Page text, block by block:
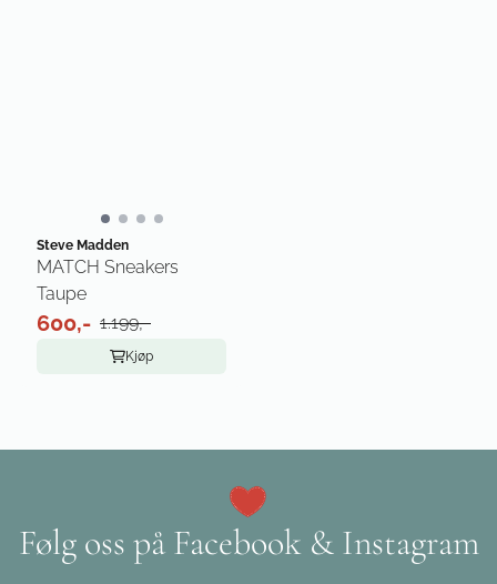
Steve Madden
MATCH Sneakers
Taupe
600,- 1.199,-
Kjøp
Følg oss på Facebook & Instagram